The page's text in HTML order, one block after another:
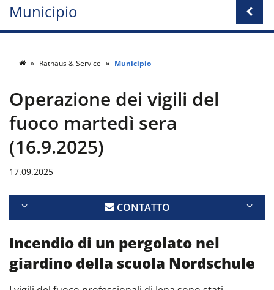
Municipio
Rathaus & Service Municipio
Operazione dei vigili del
fuoco martedì sera
(16.9.2025)
17.09.2025
CONTATTO
Incendio di un pergolato nel
giardino della scuola Nordschule